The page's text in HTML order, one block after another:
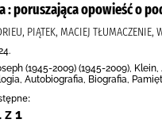
: poruszająca opowieść o
PIĄTEK, MACIEJ TŁUMACZENIE,
(1945-2009) (1945-2009),
Autobiografia, Biografia,
z 1